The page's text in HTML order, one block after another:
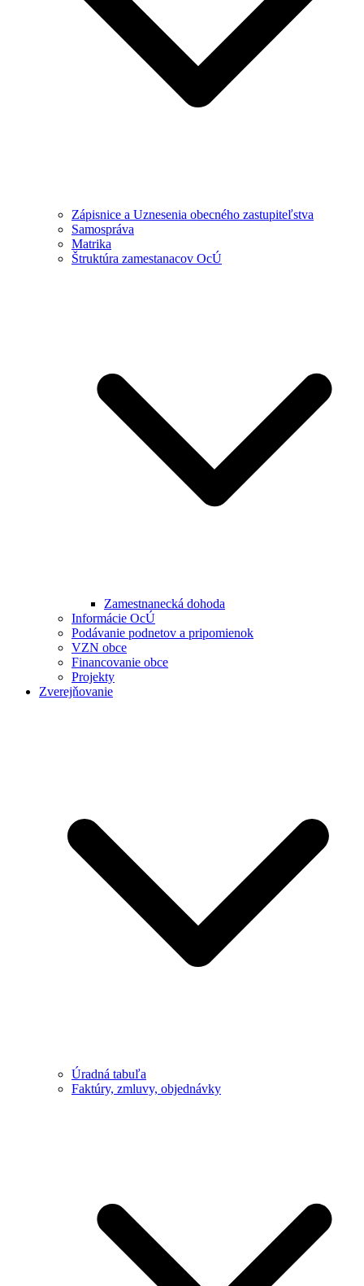
Zápisnice a Uznesenia obecného zastupiteľstva
Samospráva
Matrika
Štruktúra zamestanacov OcÚ
Zamestnanecká dohoda
Informácie OcÚ
Podávanie podnetov a pripomienok
VZN obce
Financovanie obce
Projekty
Zverejňovanie
Úradná tabuľa
Faktúry, zmluvy, objednávky